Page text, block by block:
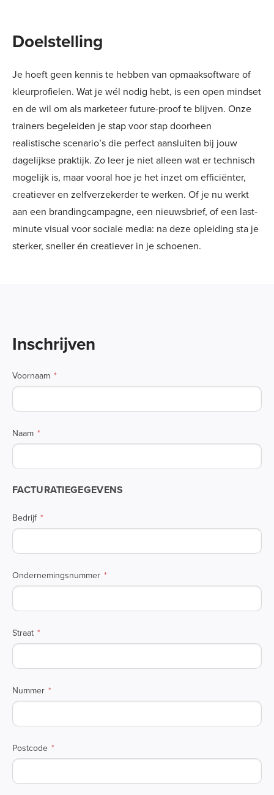
Doelstelling
Je hoeft geen kennis te hebben van opmaaksoftware of
kleurprofielen. Wat je wél nodig hebt, is een open mindset
en de wil om als marketeer future-proof te blijven. Onze
trainers begeleiden je stap voor stap doorheen
realistische scenario’s die perfect aansluiten bij jouw
dagelijkse praktijk. Zo leer je niet alleen wat er technisch
mogelijk is, maar vooral hoe je het inzet om efficiënter,
creatiever en zelfverzekerder te werken. Of je nu werkt
aan een brandingcampagne, een nieuwsbrief, of een last-
minute visual voor sociale media: na deze opleiding sta je
sterker, sneller én creatiever in je schoenen.
Inschrijven
Voornaam
Naam
FACTURATIEGEGEVENS
Bedrijf
Ondernemingsnummer
Straat
Nummer
Postcode